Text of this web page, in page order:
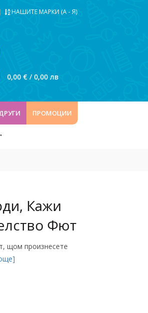
НАШИТЕ МАРКИ (А - Я)
0,00 € / 0,00 лв
ПРОМОЦИИ
Кажи
Фют
щом произнесете